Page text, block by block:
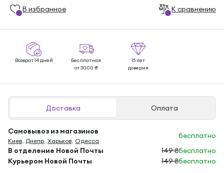
В избранноe К сравнению
Возврат 14 дней
Бесплатная
от 3000 ₴
15 лет
доверия
Доставка Оплата
Самовывоз из магазинов
Киев, Днепр, Харьков, Одесса
бесплатно
В отделение Новой Почты
149 ₴бесплатно
Курьером Новой Почты
149 ₴бесплатно